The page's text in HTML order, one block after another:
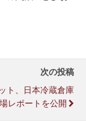
次の投稿
ト、日本冷蔵倉庫
レポートを公開